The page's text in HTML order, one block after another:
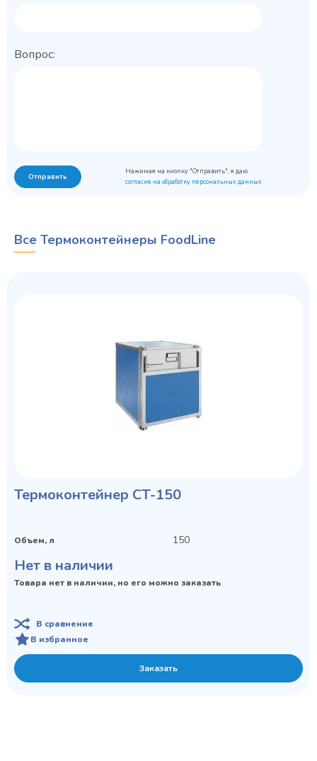
Вопрос:
Отправить
Нажимая на кнопку "Отправить", я даю
согласие на обработку персональных данных
Все Термоконтейнеры FoodLine
Термоконтейнер CT-150
Объем, л 150
Нет в наличии
Товара нет в наличии, но его можно заказать
В сравнение
В избранное
Заказать